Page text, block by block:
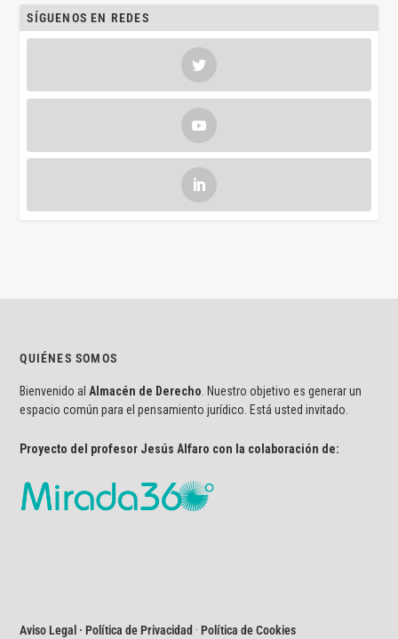
SÍGUENOS EN REDES
QUIÉNES SOMOS
Bienvenido alAlmacén de Derecho. Nuestro objetivo es generar un
espacio común para el pensamiento jurídico. Está usted invitado.
Proyecto del profesor Jesús Alfaro con la colaboración de:
Aviso Legal · Política de Privacidad ·Política de Cookies